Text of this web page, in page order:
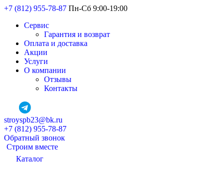
+7 (812) 955-78-87 Пн-Сб 9:00-19:00
Сервис
Гарантия и возврат
Оплата и доставка
Акции
Услуги
О компании
Отзывы
Контакты
stroyspb23@bk.ru
+7 (812) 955-78-87
Обратный звонок
Строим вместе
Каталог